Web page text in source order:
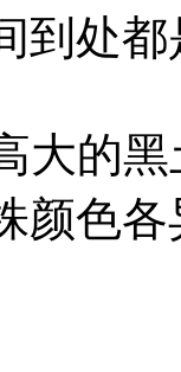
到处
的黑
颜色